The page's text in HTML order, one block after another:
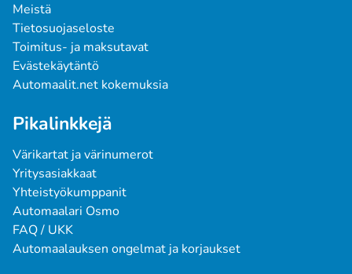
Meistä
Tietosuojaseloste
Toimitus- ja maksutavat
Evästekäytäntö
Automaalit.net kokemuksia
Pikalinkkejä
Värikartat ja värinumerot
Yritysasiakkaat
Yhteistyökumppanit
Automaalari Osmo
FAQ / UKK
Automaalauksen ongelmat ja korjaukset